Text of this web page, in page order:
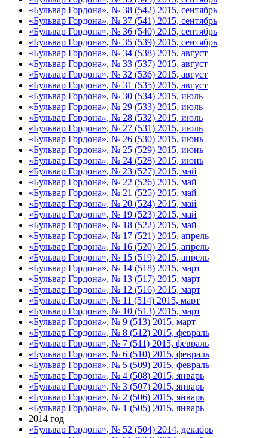
«Бульвар Гордона», № 38 (542) 2015, сентябрь
«Бульвар Гордона», № 37 (541) 2015, сентябрь
«Бульвар Гордона», № 36 (540) 2015, сентябрь
«Бульвар Гордона», № 35 (539) 2015, сентябрь
«Бульвар Гордона», № 34 (538) 2015, август
«Бульвар Гордона», № 33 (537) 2015, август
«Бульвар Гордона», № 32 (536) 2015, август
«Бульвар Гордона», № 31 (535) 2015, август
«Бульвар Гордона», № 30 (534) 2015, июль
«Бульвар Гордона», № 29 (533) 2015, июль
«Бульвар Гордона», № 28 (532) 2015, июль
«Бульвар Гордона», № 27 (531) 2015, июль
«Бульвар Гордона», № 26 (530) 2015, июнь
«Бульвар Гордона», № 25 (529) 2015, июнь
«Бульвар Гордона», № 24 (528) 2015, июнь
«Бульвар Гордона», № 23 (527) 2015, май
«Бульвар Гордона», № 22 (526) 2015, май
«Бульвар Гордона», № 21 (525) 2015, май
«Бульвар Гордона», № 20 (524) 2015, май
«Бульвар Гордона», № 19 (523) 2015, май
«Бульвар Гордона», № 18 (522) 2015, май
«Бульвар Гордона», № 17 (521) 2015, апрель
«Бульвар Гордона», № 16 (520) 2015, апрель
«Бульвар Гордона», № 15 (519) 2015, апрель
«Бульвар Гордона», № 14 (518) 2015, март
«Бульвар Гордона», № 13 (517) 2015, март
«Бульвар Гордона», № 12 (516) 2015, март
«Бульвар Гордона», № 11 (514) 2015, март
«Бульвар Гордона», № 10 (513) 2015, март
«Бульвар Гордона», № 9 (513) 2015, март
«Бульвар Гордона», № 8 (512) 2015, февраль
«Бульвар Гордона», № 7 (511) 2015, февраль
«Бульвар Гордона», № 6 (510) 2015, февраль
«Бульвар Гордона», № 5 (509) 2015, февраль
«Бульвар Гордона», № 4 (508) 2015, январь
«Бульвар Гордона», № 3 (507) 2015, январь
«Бульвар Гордона», № 2 (506) 2015, январь
«Бульвар Гордона», № 1 (505) 2015, январь
2014 год
«Бульвар Гордона», № 52 (504) 2014, декабрь